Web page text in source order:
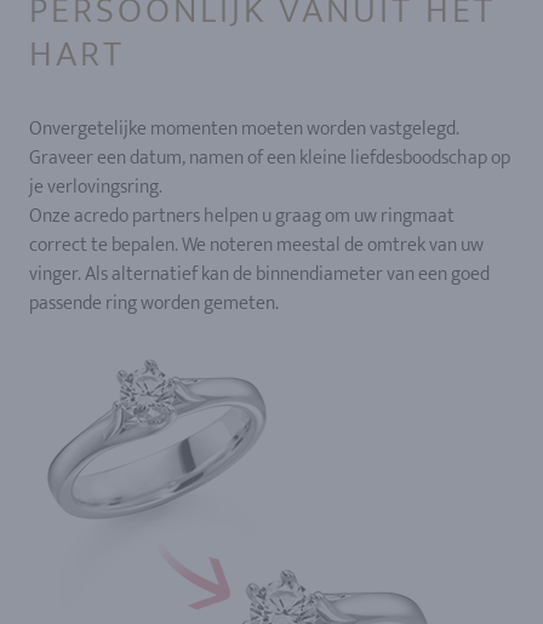
HART
Onvergetelijke momenten moeten worden vastgelegd.
Graveer een datum, namen of een kleine liefdesboodschap op
je verlovingsring.
Onze acredo partners helpen u graag om uw ringmaat
correct te bepalen. We noteren meestal de omtrek van uw
vinger. Als alternatief kan de binnendiameter van een goed
passende ring worden gemeten.